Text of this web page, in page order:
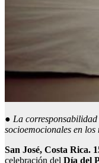
● La
socioemocionales en los
San José, Costa Rica.
celebración del Día del